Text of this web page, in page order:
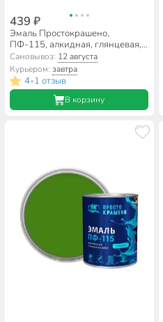
439 ₽
Эмаль Простокрашено,
ПФ-115, алкидная, глянцевая,
оранжевая, 0.8 кг
Самовывоз: 12 августа
Курьером:завтра
4•1 отзыв
В корзину